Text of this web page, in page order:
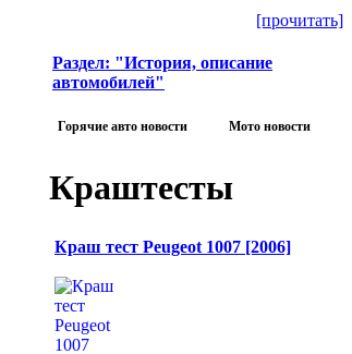
[прочитать]
Раздел: "История, описание
автомобилей"
Горячие авто новости Мото новости
Краштесты
Краш тест Peugeot 1007 [2006]